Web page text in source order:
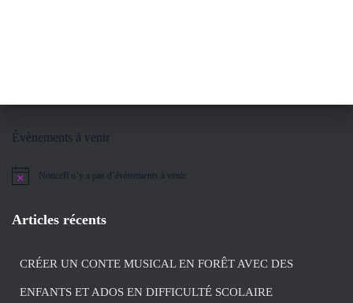
Évènements à venir
Notice Il n’y a pas d’évènements à venir.
Articles récents
CRÉER UN CONTE MUSICAL EN FORÊT AVEC DES
ENFANTS ET ADOS EN DIFFICULTÉ SCOLAIRE